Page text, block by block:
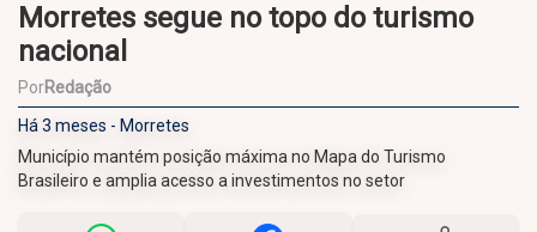
Morretes segue no topo do turismo
nacional
PorRedação
Há 3 meses - Morretes
Município mantém posição máxima no Mapa do Turismo
Brasileiro e amplia acesso a investimentos no setor